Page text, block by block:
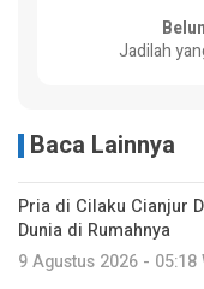
Jadilah
Baca Lainnya
Pria di Cilaku Cianjur
Dunia di Rumahnya
9 Agustus 2026 - 05:18